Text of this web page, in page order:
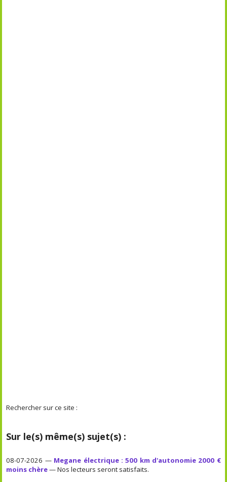
Rechercher sur ce site :
Sur le(s) même(s) sujet(s) :
08-07-2026 — Megane électrique : 500 km d'autonomie 2000 €
moins chère— Nos lecteurs seront satisfaits.